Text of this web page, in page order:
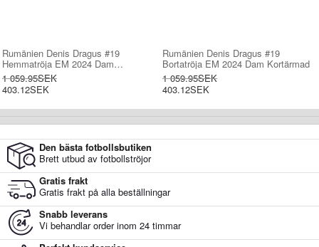
Rumänien Denis Dragus #19
Hemmatröja EM 2024 Dam
Kortärmad
1 059.95SEK
403.12SEK
Rumänien Denis Dragus #19
Bortatröja EM 2024 Dam Kortärmad
1 059.95SEK
403.12SEK
Den bästa fotbollsbutiken
Brett utbud av fotbollströjor
Gratis frakt
Gratis frakt på alla beställningar
Snabb leverans
Vi behandlar order inom 24 timmar